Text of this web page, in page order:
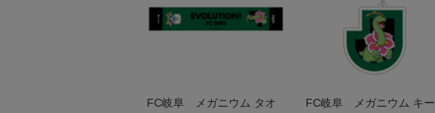
FC岐阜 メガニウム タオ
FC岐阜 メガニウム キー